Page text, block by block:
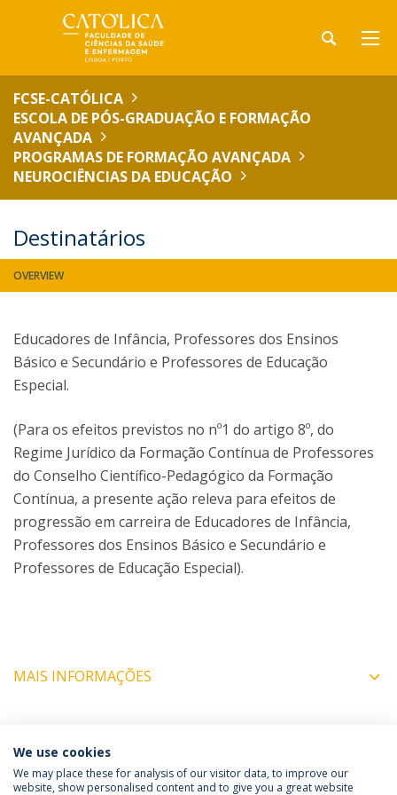
FCSE-CATÓLICA
ESCOLA DE PÓS-GRADUAÇÃO E FORMAÇÃO
AVANÇADA
PROGRAMAS DE FORMAÇÃO AVANÇADA
NEUROCIÊNCIAS DA EDUCAÇÃO
Destinatários
OVERVIEW
Educadores de Infância, Professores dos Ensinos
Básico e Secundário e Professores de Educação
Especial.
(Para os efeitos previstos no nº1 do artigo 8º, do
Regime Jurídico da Formação Contínua de Professores
do Conselho Científico-Pedagógico da Formação
Contínua, a presente ação releva para efeitos de
progressão em carreira de Educadores de Infância,
Professores dos Ensinos Básico e Secundário e
Professores de Educação Especial).
MAIS INFORMAÇÕES
COORDENADORES
We use cookies
We may place these for analysis of our visitor data, to improve our
website, show personalised content and to give you a great website